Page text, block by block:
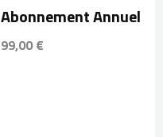
Abonnement Annuel
99,00 €